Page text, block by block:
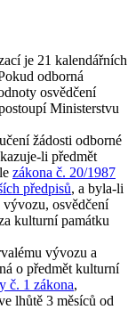
je 21 kalendářních
odborná
osvědčení
Ministerstvu
žádosti odborné
li předmět
zákona č. 20/1987
předpisů, a byla-li
vývozu, osvědčení
kulturní památku
vývozu a
o předmět kulturní
č. 1 zákona,
lhůtě 3 měsíců od